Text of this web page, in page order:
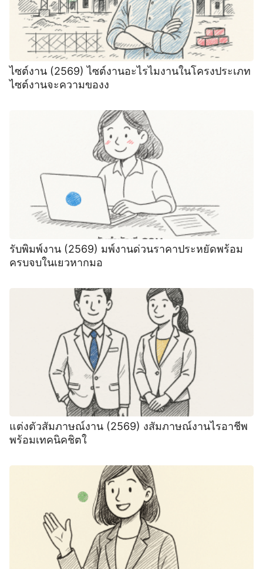
ไซต์งาน (2569) ไซต์งานอะไรไมงานในโครงประเภท
ไซต์งานจะความของง
รับพิมพ์งาน (2569) มพ์งานด่วนราคาประหยัดพร้อม
ครบจบในเยวหากมอ
แต่งตัวสัมภาษณ์งาน (2569) งสัมภาษณ์งานไรอาชีพ
พร้อมเทคนิคชิตใ